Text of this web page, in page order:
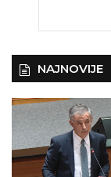
NAJNOVIJE